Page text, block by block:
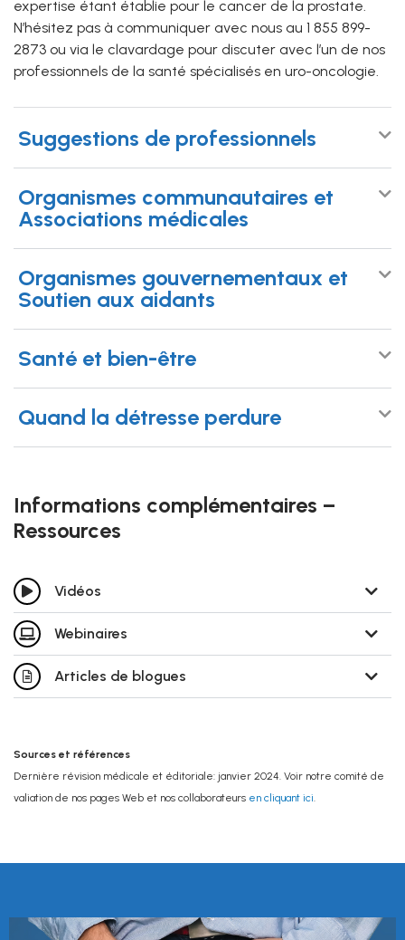
expertise étant établie pour le cancer de la prostate.
N’hésitez pas à communiquer avec nous au 1 855 899-
2873 ou via le clavardage pour discuter avec l’un de nos
professionnels de la santé spécialisés en uro-oncologie.
Suggestions de professionnels
Organismes communautaires et
Associations médicales
Organismes gouvernementaux et
Soutien aux aidants
Santé et bien-être
Quand la détresse perdure
Informations complémentaires –
Ressources
Vidéos
Webinaires
Articles de blogues
Sources et références
Dernière révision médicale et éditoriale: janvier 2024. Voir notre comité de
valiation de nos pages Web et nos collaborateurs en cliquant ici.